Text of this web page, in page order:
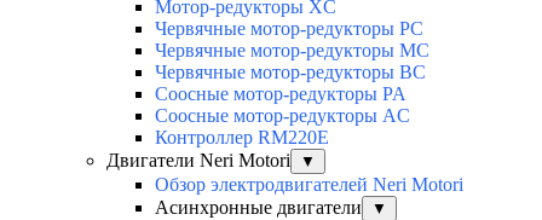
Мотор-редукторы XC
Червячные мотор-редукторы PC
Червячные мотор-редукторы MC
Червячные мотор-редукторы BC
Соосные мотор-редукторы PA
Соосные мотор-редукторы AC
Контроллер RM220E
Двигатели Neri Motori
▼
Обзор электродвигателей Neri Motori
Асинхронные двигатели
▼